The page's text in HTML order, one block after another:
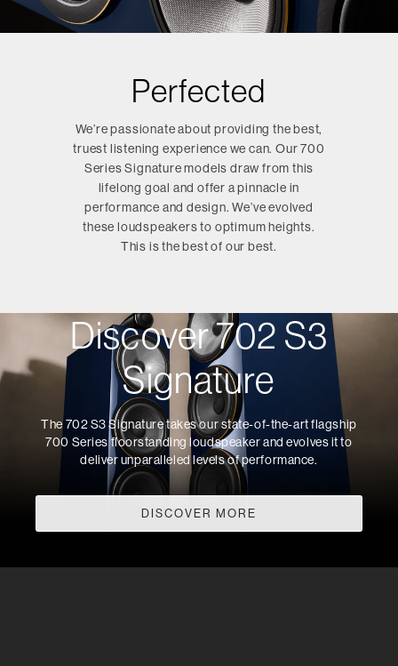
Perfected
We’re passionate about providing the best,
truest listening experience we can. Our 700
Series Signature models draw from this
lifelong goal and offer a pinnacle in
performance and design. We’ve evolved
these loudspeakers to optimum heights.
This is the best of our best.
Discover 702 S3
Signature
The 702 S3 Signature takes our state-of-the-art flagship
700 Series floorstanding loudspeaker and evolves it to
deliver unparalleled levels of performance.
DISCOVER MORE